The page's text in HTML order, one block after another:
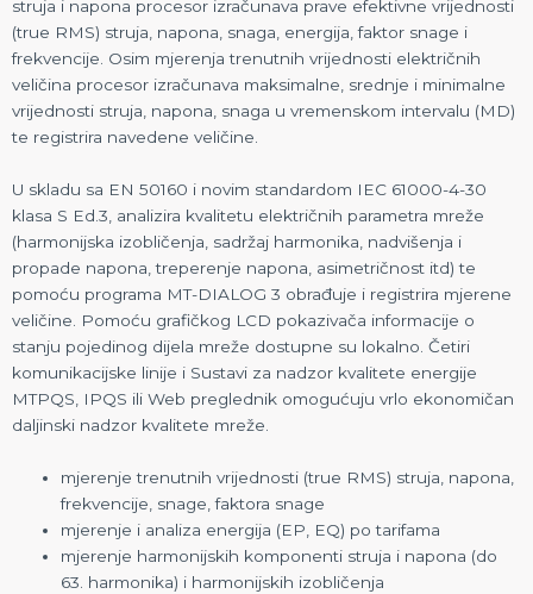
struja i napona procesor izračunava prave efektivne vrijednosti
(true RMS) struja, napona, snaga, energija, faktor snage i
frekvencije. Osim mjerenja trenutnih vrijednosti električnih
veličina procesor izračunava maksimalne, srednje i minimalne
vrijednosti struja, napona, snaga u vremenskom intervalu (MD)
te registrira navedene veličine.
U skladu sa EN 50160 i novim standardom IEC 61000-4-30
klasa S Ed.3, analizira kvalitetu električnih parametra mreže
(harmonijska izobličenja, sadržaj harmonika, nadvišenja i
propade napona, treperenje napona, asimetričnost itd) te
pomoću programa MT-DIALOG 3 obrađuje i registrira mjerene
veličine. Pomoću grafičkog LCD pokazivača informacije o
stanju pojedinog dijela mreže dostupne su lokalno. Četiri
komunikacijske linije i Sustavi za nadzor kvalitete energije
MTPQS, IPQS ili Web preglednik omogućuju vrlo ekonomičan
daljinski nadzor kvalitete mreže.
mjerenje trenutnih vrijednosti (true RMS) struja, napona,
frekvencije, snage, faktora snage
mjerenje i analiza energija (EP, EQ) po tarifama
mjerenje harmonijskih komponenti struja i napona (do
63. harmonika) i harmonijskih izobličenja